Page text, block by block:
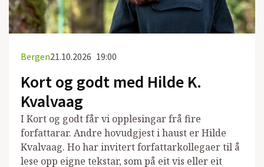
Bergen21.10.2026 19:00
Kort og godt med Hilde K.
Kvalvaag
I Kort og godt får vi opplesingar frå fire
forfattarar. Andre hovudgjest i haust er Hilde
Kvalvaag. Ho har invitert forfattarkollegaer til å
lese opp eigne tekstar, som på eit vis eller eit